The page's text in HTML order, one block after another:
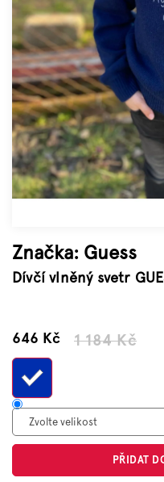
Značky
Měna
(CZK)
Přihlášení
Značka: Guess
Dívčí vlněný svetr
1 184 Kč
646 KčMěrná
PŘIDAT